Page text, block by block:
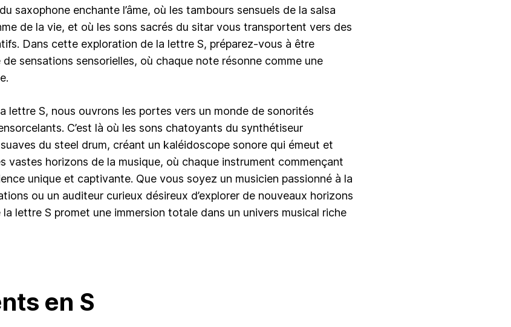
saxophone enchante l’âme, où les tambours sensuels de la salsa
de la vie, et où les sons sacrés du sitar vous transportent vers des
Dans cette exploration de la lettre S, préparez-vous à être
sensations sensorielles, où chaque note résonne comme une
lettre S, nous ouvrons les portes vers un monde de sonorités
C’est là où les sons chatoyants du synthétiseur
du steel drum, créant un kaléidoscope sonore qui émeut et
vastes horizons de la musique, où chaque instrument commençant
unique et captivante. Que vous soyez un musicien passionné à la
ou un auditeur curieux désireux d’explorer de nouveaux horizons
lettre S promet une immersion totale dans un univers musical riche
en S